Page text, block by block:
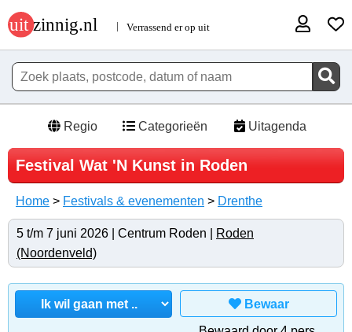
Regio Categorieën Uitagenda
Festival Wat 'N Kunst in Roden
Home > Festivals & evenementen > Drenthe
5 t/m 7 juni 2026 | Centrum Roden |
Roden
(Noordenveld)
Bewaar